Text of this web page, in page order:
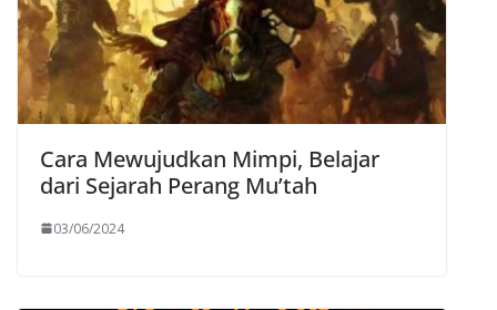
Cara Mewujudkan Mimpi, Belajar
dari Sejarah Perang Mu’tah
03/06/2024